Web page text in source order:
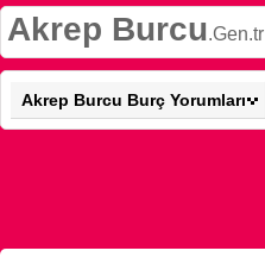
Akrep Burcu.Gen.tr
Akrep Burcu Burç Yorumları